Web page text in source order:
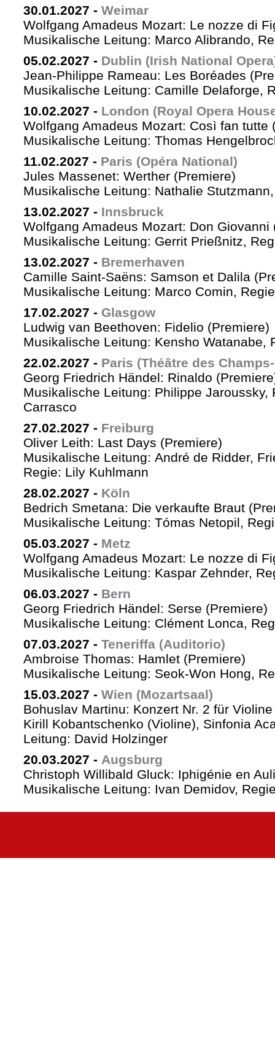
30.01.2027 - Weimar
Wolfgang Amadeus Mozart: Le nozze di
Musikalische Leitung: Marco Alibrando,
05.02.2027 - Dublin (Irish National
Jean-Philippe Rameau: Les Boréades
Musikalische Leitung: Camille Delaforge,
10.02.2027 - London (Royal Opera
Wolfgang Amadeus Mozart: Così fan tutte
Musikalische Leitung: Thomas
11.02.2027 - Paris (Opéra National)
Jules Massenet: Werther (Premiere)
Musikalische Leitung: Nathalie
13.02.2027 - Innsbruck
Wolfgang Amadeus Mozart: Don Giovanni
Musikalische Leitung: Gerrit Prießnitz,
13.02.2027 - Bremerhaven
Camille Saint-Saëns: Samson et Dalila
Musikalische Leitung: Marco Comin,
17.02.2027 - Glasgow
Ludwig van Beethoven: Fidelio (Premiere)
Musikalische Leitung: Kensho Watanabe,
22.02.2027 - Paris (Théâtre des
Georg Friedrich Händel: Rinaldo
Musikalische Leitung: Philippe Jaroussky,
Carrasco
27.02.2027 - Freiburg
Oliver Leith: Last Days (Premiere)
Musikalische Leitung: André de Ridder,
Regie: Lily Kuhlmann
28.02.2027 - Köln
Bedrich Smetana: Die verkaufte Braut
Musikalische Leitung: Tómas Netopil,
05.03.2027 - Metz
Wolfgang Amadeus Mozart: Le nozze di
Musikalische Leitung: Kaspar Zehnder,
06.03.2027 - Bern
Georg Friedrich Händel: Serse (Premiere)
Musikalische Leitung: Clément Lonca,
07.03.2027 - Teneriffa (Auditorio)
Ambroise Thomas: Hamlet (Premiere)
Musikalische Leitung: Seok-Won Hong,
15.03.2027 - Wien (Mozartsaal)
Bohuslav Martinu: Konzert Nr. 2 für
Kirill Kobantschenko (Violine), Sinfonia
Leitung: David Holzinger
20.03.2027 - Augsburg
Christoph Willibald Gluck: Iphigénie en
Musikalische Leitung: Ivan Demidov,